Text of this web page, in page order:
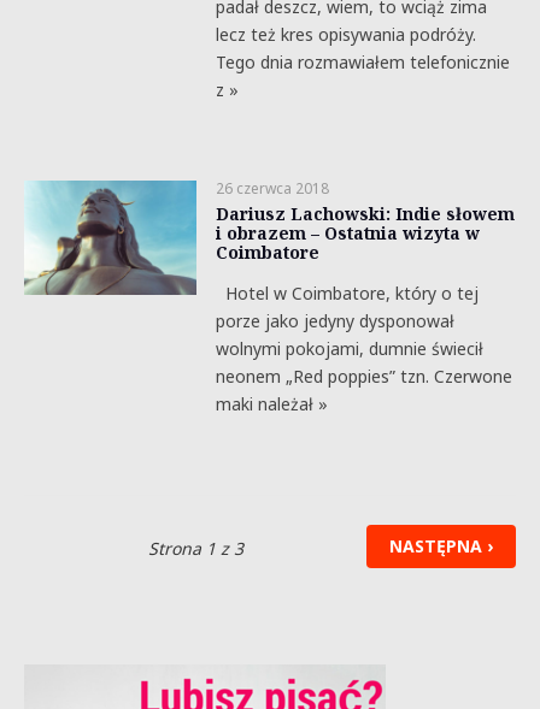
padał deszcz, wiem, to wciąż zima
lecz też kres opisywania podróży.
Tego dnia rozmawiałem telefonicznie
z »
26 czerwca 2018
Dariusz Lachowski: Indie słowem
i obrazem – Ostatnia wizyta w
Coimbatore
Hotel w Coimbatore, który o tej
porze jako jedyny dysponował
wolnymi pokojami, dumnie świecił
neonem „Red poppies” tzn. Czerwone
maki należał »
NASTĘPNA ›
Strona 1 z 3